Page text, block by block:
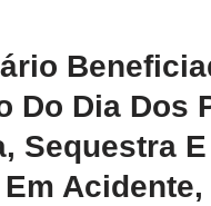
Do Dia Dos
Sequestra
Acidente,